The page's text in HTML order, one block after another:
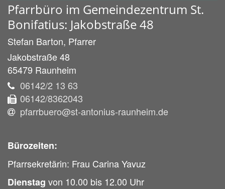
Pfarrbüro im Gemeindezentrum St.
Bonifatius: Jakobstraße 48
Stefan Barton, Pfarrer
Jakobstraße 48
65479 Raunheim
06142/2 13 63
06142/8362043
pfarrbuero@st-antonius-raunheim.de
Bürozeiten:
Pfarrsekretärin: Frau Carina Yavuz
Dienstag von 10.00 bis 12.00 Uhr